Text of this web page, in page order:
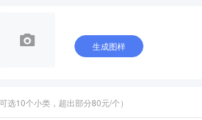
生成图样
选10个小类，超出部分80元/个）